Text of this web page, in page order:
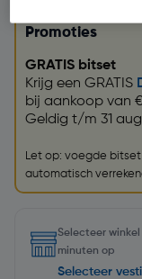
Promoties
GRATIS bitset
Krijg een GRATIS
bij aankoop van
Geldig t/m 31
Let op: voegde
automatisch
Selecteer
minuten op
Selecteer